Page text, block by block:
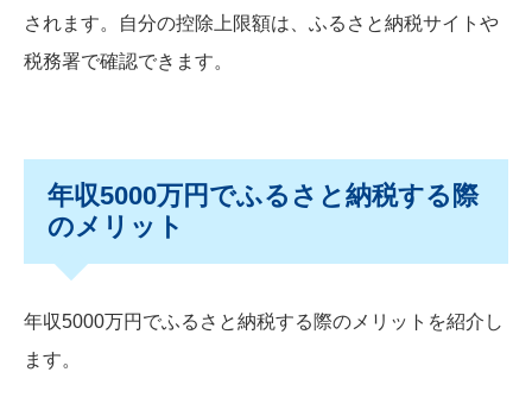
されます。自分の控除上限額は、ふるさと納税サイトや
税務署で確認できます。
年収5000万円でふるさと納税する際
のメリット
年収5000万円でふるさと納税する際のメリットを紹介し
ます。